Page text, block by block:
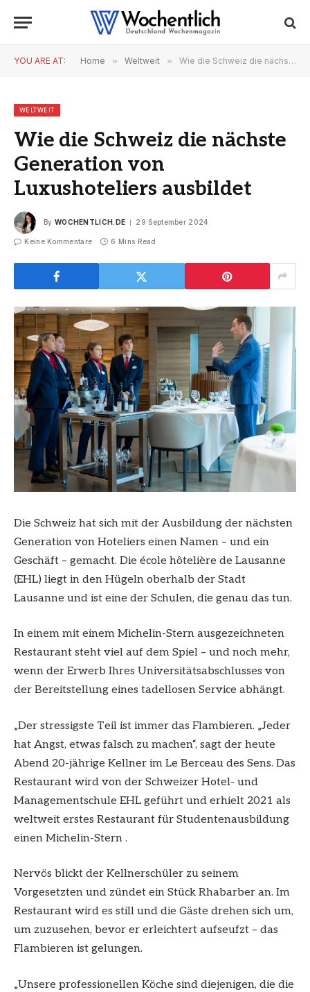
YOU ARE AT: Home » Weltweit » Wie die Schweiz die nächste Generation von Luxushoteliers ausbildet
WELTWEIT
Wie die Schweiz die nächste
Generation von
Luxushoteliers ausbildet
By WOCHENTLICH.DE 29 September 2024
Keine Kommentare 6 Mins Read
Die Schweiz hat sich mit der Ausbildung der nächsten
Generation von Hoteliers einen Namen – und ein
Geschäft – gemacht. Die école hôtelière de Lausanne
(EHL) liegt in den Hügeln oberhalb der Stadt
Lausanne und ist eine der Schulen, die genau das tun.
In einem mit einem Michelin-Stern ausgezeichneten
Restaurant steht viel auf dem Spiel – und noch mehr,
wenn der Erwerb Ihres Universitätsabschlusses von
der Bereitstellung eines tadellosen Service abhängt.
„Der stressigste Teil ist immer das Flambieren. „Jeder
hat Angst, etwas falsch zu machen“, sagt der heute
Abend 20-jährige Kellner im Le Berceau des Sens. Das
Restaurant wird von der Schweizer Hotel- und
Managementschule EHL geführt und erhielt 2021 als
weltweit erstes Restaurant für Studentenausbildung
einen Michelin-Stern .
Nervös blickt der Kellnerschüler zu seinem
Vorgesetzten und zündet ein Stück Rhabarber an. Im
Restaurant wird es still und die Gäste drehen sich um,
um zuzusehen, bevor er erleichtert aufseufzt – das
Flambieren ist gelungen.
„Unsere professionellen Köche sind diejenigen, die die